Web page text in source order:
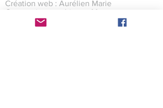
Création web : Aurélien Marie
Conception graphique : Maxence
Levaillant
Crédits photographiques : Maxence